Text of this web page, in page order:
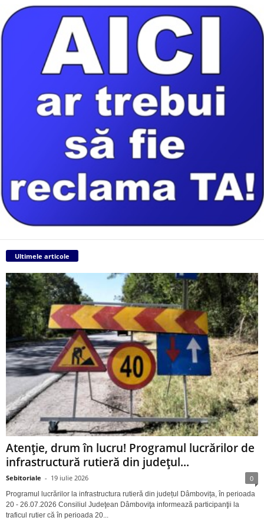
Ultimele articole
Atenție, drum în lucru! Programul lucrărilor de
infrastructură rutieră din județul...
Sebitoriale - 19 iulie 2026 0
Programul lucrărilor la infrastructura rutieră din județul Dâmbovița, în perioada
20 - 26.07.2026 Consiliul Judeţean Dâmboviţa informează participanţii la
traficul rutier că în perioada 20...